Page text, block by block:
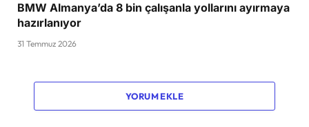
BMW Almanya’da 8 bin çalışanla yollarını ayırmaya
hazırlanıyor
31 Temmuz 2026
YORUM EKLE